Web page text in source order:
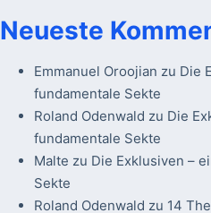
Neueste
Emmanuel Oroojian zu Die
fundamentale Sekte
Roland Odenwald zu Die
fundamentale Sekte
Malte zu Die Exklusiven –
Sekte
Roland Odenwald zu 14